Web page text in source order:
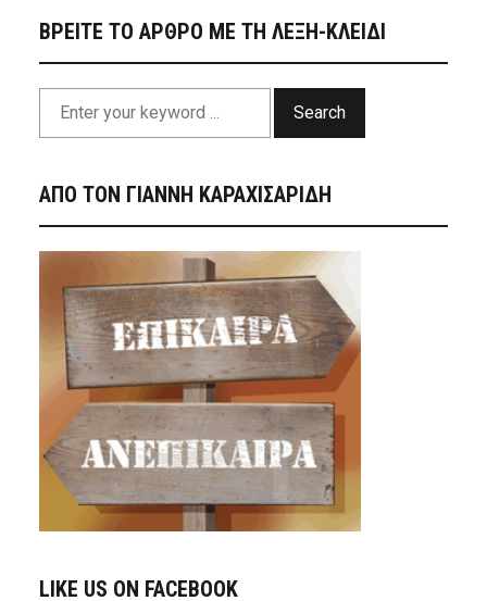
ΒΡΕΙΤΕ ΤΟ ΑΡΘΡΟ ΜΕ ΤΗ ΛΕΞΗ-ΚΛΕΙΔΙ
Search
ΑΠΟ ΤΟΝ ΓΙΑΝΝΗ ΚΑΡΑΧΙΣΑΡΙΔΗ
LIKE US ON FACEBOOK